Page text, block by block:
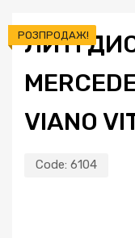
ЛИТІ
VIANO
Code: 6104
РОЗПРОДАЖ!